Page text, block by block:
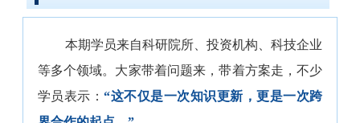
本期学员来自科研院所、投资机构、科技企业
等多个领域。大家带着问题来，带着方案走，不少
学员表示：“这不仅是一次知识更新，更是一次跨